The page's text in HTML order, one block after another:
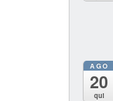
AGO
20
qui